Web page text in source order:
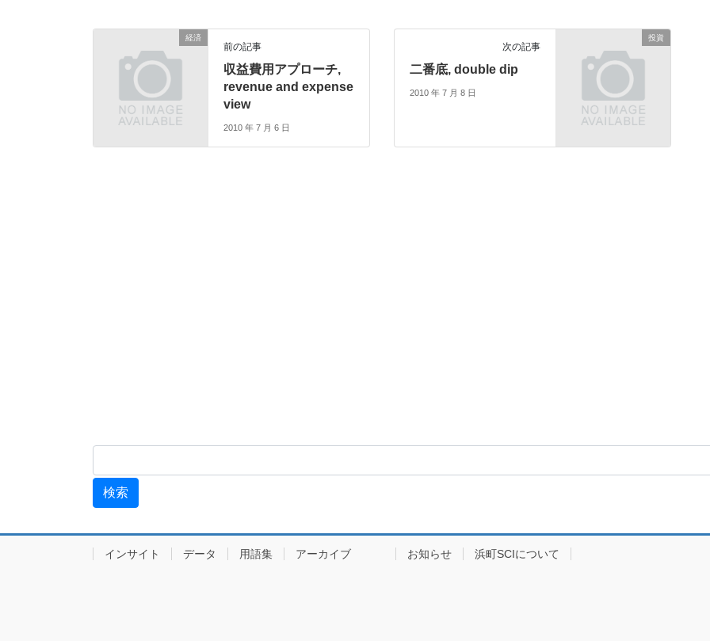
経済
前の記事
収益費用アプローチ,
revenue and expense
view
2010 年 7 月 6 日
投資
次の記事
二番底, double dip
2010 年 7 月 8 日
インサイト データ 用語集 アーカイブ お知らせ 浜町SCIについて